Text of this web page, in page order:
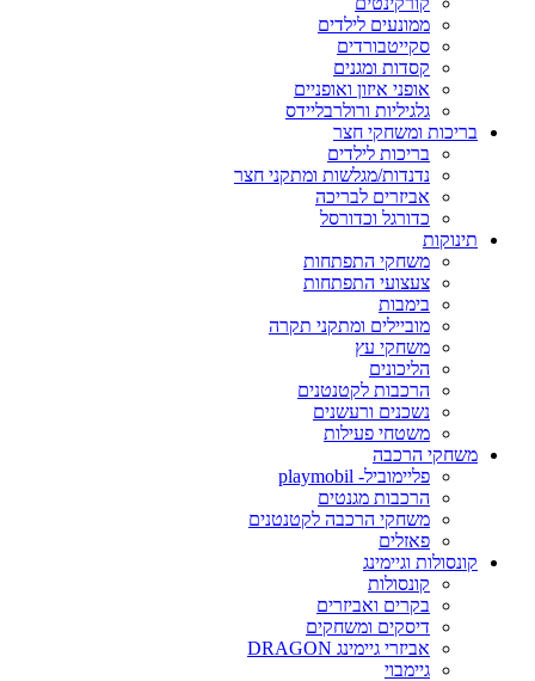
ממונעים לילדים
סקייטבורדים
קסדות ומגנים
אופני איזון ואופניים
גלגיליות ורולרבליידס
בריכות ומשחקי חצר
בריכות לילדים
נדנדות/מגלשות ומתקני חצר
אביזרים לבריכה
כדורגל וכדורסל
תינוקות
משחקי התפתחות
צעצועי התפתחות
בימבות
מוביילים ומתקני תקרה
משחקי עץ
הליכונים
הרכבות לקטנטנים
נשכנים ורעשנים
משטחי פעילות
משחקי הרכבה
פליימוביל- playmobil
הרכבות מגנטים
משחקי הרכבה לקטנטנים
פאזלים
קונסולות וגיימינג
קונסולות
בקרים ואביזרים
דיסקים ומשחקים
אביזרי גיימינג DRAGON
גיימבוי